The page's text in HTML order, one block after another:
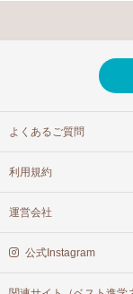
よくあるご質問
利用規約
運営会社
公式Instagram